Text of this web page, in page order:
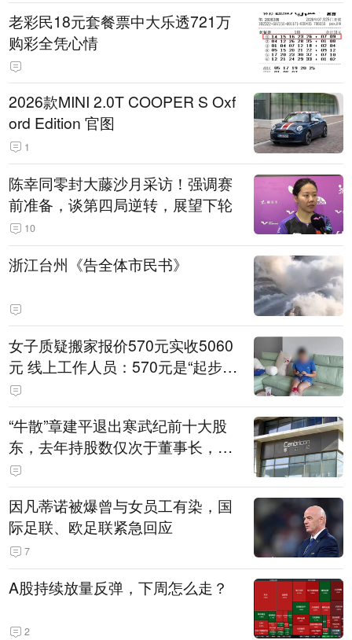
老彩民18元套餐票中大乐透721万
购彩全凭心情
2026款MINI 2.0T COOPER S Oxf
ord Edition 官图
1
陈幸同零封大藤沙月采访！强调赛
前准备，谈第四局逆转，展望下轮
10
浙江台州《告全体市民书》
女子质疑搬家报价570元实收5060
元 线上工作人员：570元是“起步
价”
“牛散”章建平退出寒武纪前十大股
东，去年持股数仅次于董事长，或
已套现走人
因凡蒂诺被爆曾与女员工有染，国
际足联、欧足联紧急回应
7
A股持续放量反弹，下周怎么走？
2